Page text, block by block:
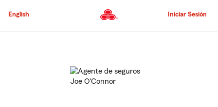
al
principal
English Iniciar Sesión